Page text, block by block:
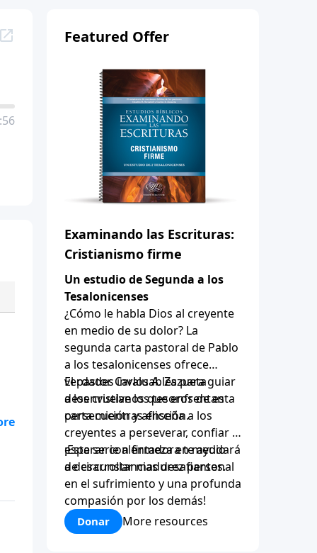
Featured Offer
Examinando las Escrituras:
Cristianismo firme
Un estudio de Segunda a los
Tesalonicenses
¿Cómo le habla Dios al creyente
en medio de su dolor? La
segunda carta pastoral de Pablo
a los tesalonicenses ofrece
verdades invaluables para guiar
a los cristianos que enfrentan
persecución y aflicción.
El pastor Carlos A. Zazueta
desenvuelve los tesoros de esta
carta mientras enseña a los
creyentes a perseverar, confiar y
esperar con firmeza en medio
de circunstancias desafiantes.
¡Esta serie alentadora te ayudará
a desarrollar madurez personal
en el sufrimiento y una profunda
compasión por los demás!
Donar More resources